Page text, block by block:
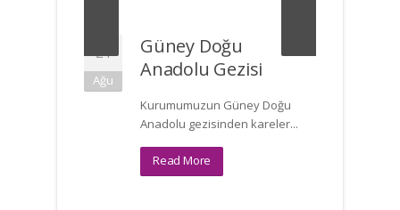
21
Ağu
Güney Doğu
Anadolu Gezisi
Kurumumuzun Güney Doğu
Anadolu gezisinden kareler...
Read More